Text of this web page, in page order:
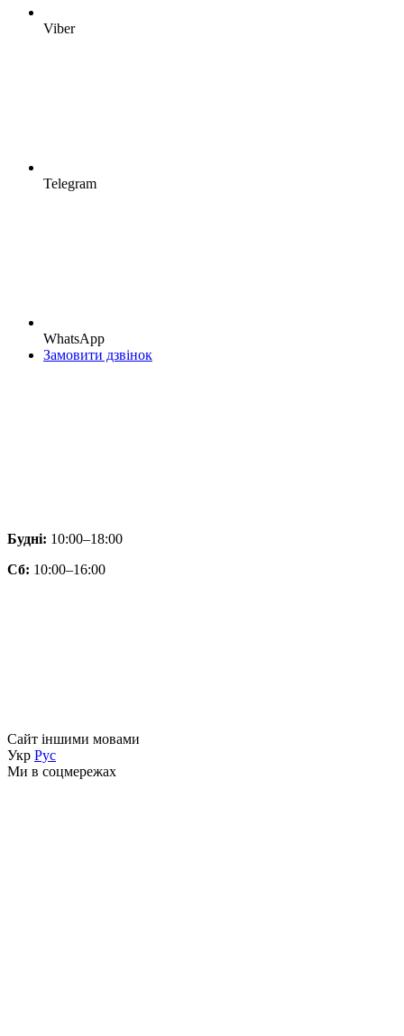
Viber
Telegram
WhatsApp
Замовити дзвінок
Будні: 10:00–18:00
Сб: 10:00–16:00
Сайт іншими мовами
Укр Рус
Ми в соцмережах